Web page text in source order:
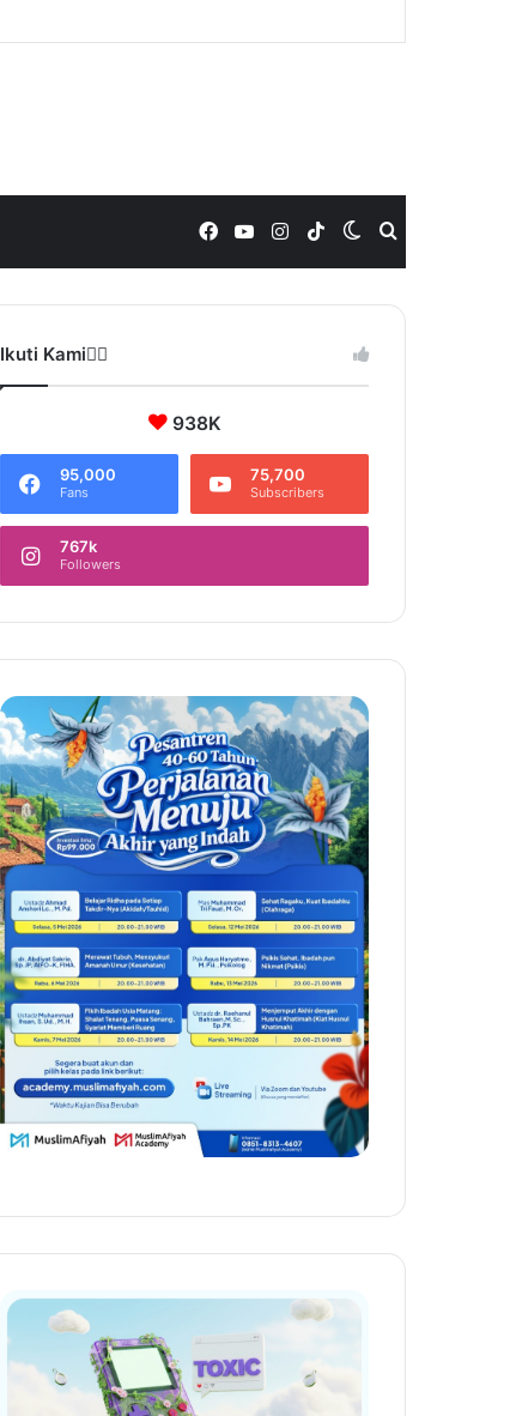
Switch
skin
TikTok
Instagram
YouTube
Facebook
Ikuti Kami❤️‍🔥
938K
95,000
Fans
75,700
Subscribers
767k
Followers